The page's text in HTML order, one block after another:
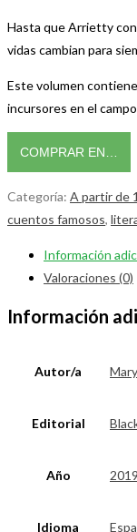
Hasta que Arrietty
vidas cambian para
Este volumen
incursores en el
COMPRAR EN…
Categoría: A partir de
cuentos famosos,
Información
Valoraciones (0)
Información
Autor/a
Editorial
Año 2019
Idioma